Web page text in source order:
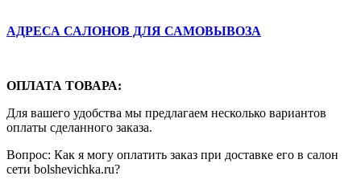
АДРЕСА САЛОНОВ ДЛЯ САМОВЫВОЗА
ОПЛАТА ТОВАРА:
Для вашего удобства мы предлагаем несколько вариантов
оплаты сделанного заказа.
Вопрос: Как я могу оплатить заказ при доставке его в салон
сети bolshevichka.ru?